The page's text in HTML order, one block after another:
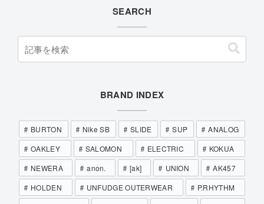
SEARCH
BRAND INDEX
BURTON Nike SB SLIDE SUP
ANALOG
OAKLEY
SALOMON ELECTRIC
KOKUA
NEWERA
anon. [ak] UNION
AK457
HOLDEN
UNFUDGE OUTERWEAR
P.RHYTHM